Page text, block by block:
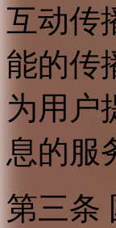
互动传
能的传
为用户
息的服
第三条